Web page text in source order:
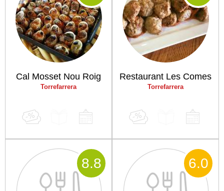
Cal Mosset Nou Roig
Torrefarrera
Restaurant Les Comes
Torrefarrera
8.8 6.0